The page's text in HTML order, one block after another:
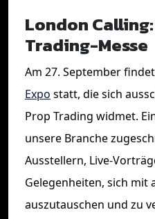
London
Trading-Messe
Am 27. September
Expo statt, die sich
Prop Trading widmet.
unsere Branche
Ausstellern, Live-
Gelegenheiten, sich mit
auszutauschen und zu